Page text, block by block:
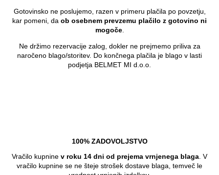
Gotovinsko ne poslujemo, razen v primeru plačila po povzetju,
kar pomeni, da ob osebnem prevzemu plačilo z gotovino ni
mogoče.
Ne držimo rezervacije zalog, dokler ne prejmemo priliva za
naročeno blago/storitev. Do končnega plačila je blago v lasti
podjetja BELMET MI d.o.o.
100% ZADOVOLJSTVO
Vračilo kupnine v roku 14 dni od prejema vrnjenega blaga . V
vračilo kupnine se ne šteje strošek dostave blaga, temveč le